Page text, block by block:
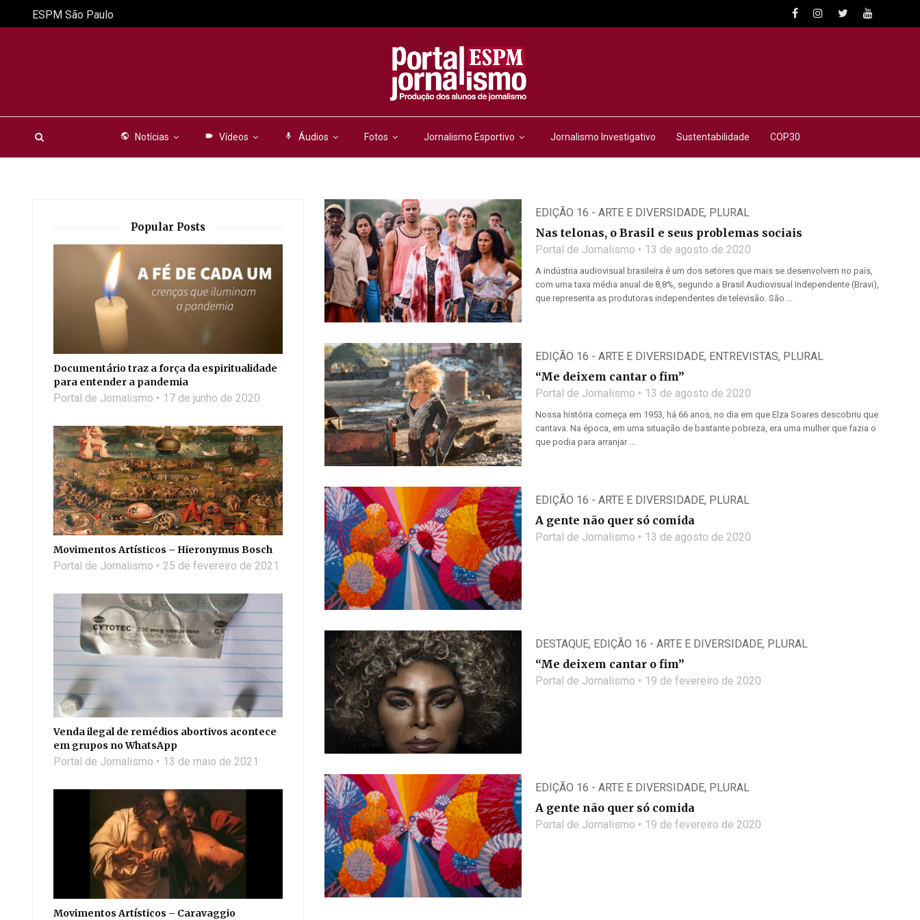
public Notícias videocam Vídeos mic Áudios Fotos Jornalismo Esportivo Jornalismo Investigativo Sustentabilidade COP30
ESPM São Paulo
EDIÇÃO 16 - ARTE E DIVERSIDADE, PLURAL
Nas telonas, o Brasil e seus problemas sociais
Portal de Jornalismo 13 de agosto de 2020
A indústria audiovisual brasileira é um dos setores que mais se desenvolvem no país,
com uma taxa média anual de 8,8%, segundo a Brasil Audiovisual Independente (Bravi),
que representa as produtoras independentes de televisão. São ...
EDIÇÃO 16 - ARTE E DIVERSIDADE, ENTREVISTAS, PLURAL
“Me deixem cantar o fim”
Portal de Jornalismo 13 de agosto de 2020
Nossa história começa em 1953, há 66 anos, no dia em que Elza Soares descobriu que
cantava. Na época, em uma situação de bastante pobreza, era uma mulher que fazia o
que podia para arranjar ...
EDIÇÃO 16 - ARTE E DIVERSIDADE, PLURAL
A gente não quer só comida
Portal de Jornalismo 13 de agosto de 2020
DESTAQUE, EDIÇÃO 16 - ARTE E DIVERSIDADE, PLURAL
“Me deixem cantar o fim”
Portal de Jornalismo 19 de fevereiro de 2020
EDIÇÃO 16 - ARTE E DIVERSIDADE, PLURAL
A gente não quer só comida
Portal de Jornalismo 19 de fevereiro de 2020
Popular Posts
Documentário traz a força da espiritualidade
para entender a pandemia
Portal de Jornalismo 17 de junho de 2020
Movimentos Artísticos – Hieronymus Bosch
Portal de Jornalismo 25 de fevereiro de 2021
Venda ilegal de remédios abortivos acontece
em grupos no WhatsApp
Portal de Jornalismo 13 de maio de 2021
Movimentos Artísticos – Caravaggio